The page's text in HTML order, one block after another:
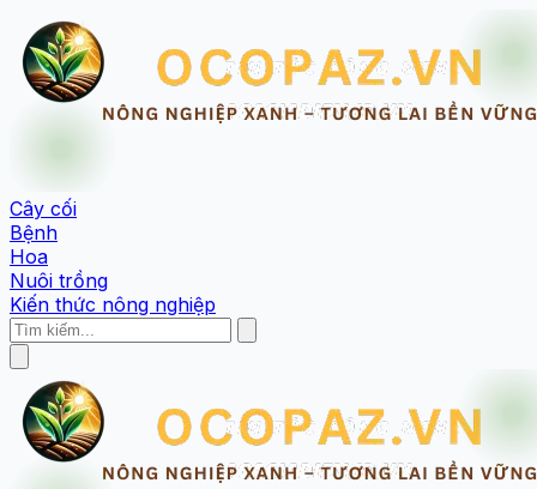
Cây cối
Bệnh
Hoa
Nuôi trồng
Kiến thức nông nghiệp